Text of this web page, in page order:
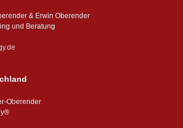
& Erwin Oberender
und Beratung
Oberender